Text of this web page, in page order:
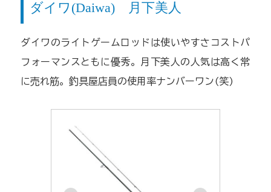
ダイワ(Daiwa) 月下美人
ダイワのライトゲームロッドは使いやすさコストパ
フォーマンスともに優秀。月下美人の人気は高く常
に売れ筋。釣具屋店員の使用率ナンバーワン(笑)